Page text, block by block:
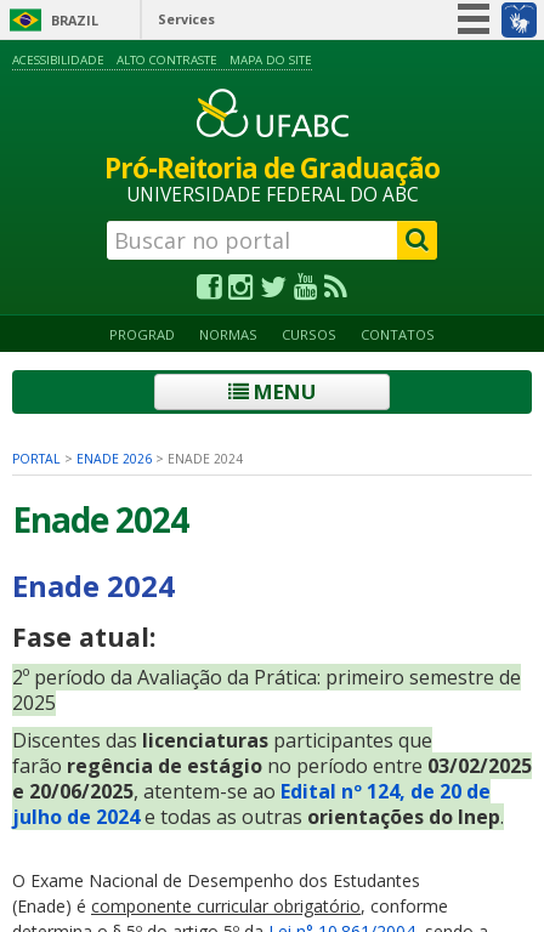
BRAZIL Services
Information access
Legislation
ACESSIBILIDADE ALTO CONTRASTE MAPA DO SITE
Pró-Reitoria de Graduação
UNIVERSIDADE FEDERAL DO ABC
PROGRAD NORMAS CURSOS CONTATOS
MENU
PORTAL > ENADE 2026 > ENADE 2024
Enade 2024
Enade 2024
Fase atual:
2º período da Avaliação da Prática: primeiro semestre de
2025
Discentes das licenciaturas participantes que
farão regência de estágio no período entre 03/02/2025
e 20/06/2025, atentem-se ao Edital nº 124, de 20 de
julho de 2024e todas as outras orientações do Inep.
O Exame Nacional de Desempenho dos Estudantes
(Enade) é componente curricular obrigatório, conforme